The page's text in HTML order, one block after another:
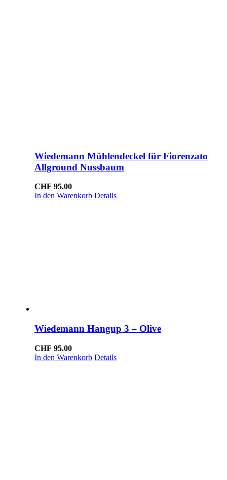
Wiedemann Mühlendeckel für Fiorenzato
Allground Nussbaum
CHF 95.00
In den Warenkorb Details
Wiedemann Hangup 3 – Olive
CHF 95.00
In den Warenkorb Details